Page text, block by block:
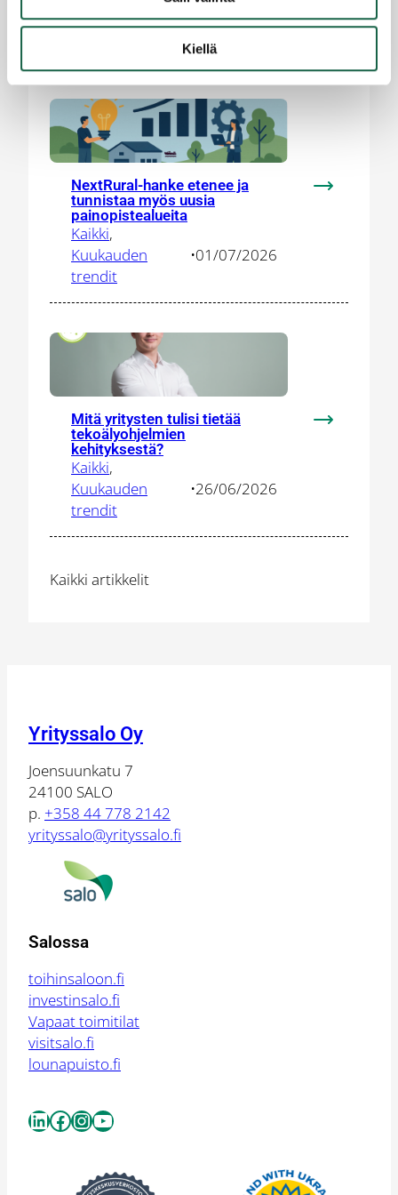
Kiellä
Kuukauden
•01/07/2026
DEFINE-
puolustus-
NextRural-hanke etenee ja
tunnistaa myös uusia
painopistealueita
Kaikki
Kuukauden
trendit
•01/07/2026
tunnistaa
Mitä yritysten tulisi tietää
tekoälyohjelmien
kehityksestä?
Kaikki
Kuukauden
trendit
•26/06/2026
Kaikki artikkelit
Yrityssalo Oy
Joensuunkatu 7
24100 SALO
p. +358 44 778 2142
yrityssalo@yrityssalo.fi
Salossa
toihinsaloon.fi
investinsalo.fi
Vapaat toimitilat
visitsalo.fi
lounapuisto.fi
LinkedIn
Facebook
Instagram
YouTube